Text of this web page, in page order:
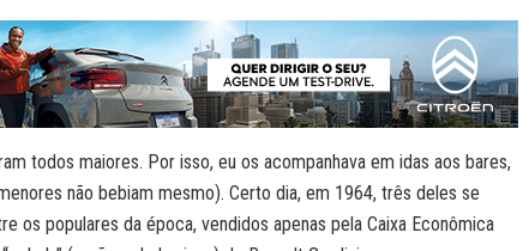
todos maiores. Por isso, eu os acompanhava em idas aos bares,
não bebiam mesmo). Certo dia, em 1964, três deles se
os populares da época, vendidos apenas pela Caixa Econômica